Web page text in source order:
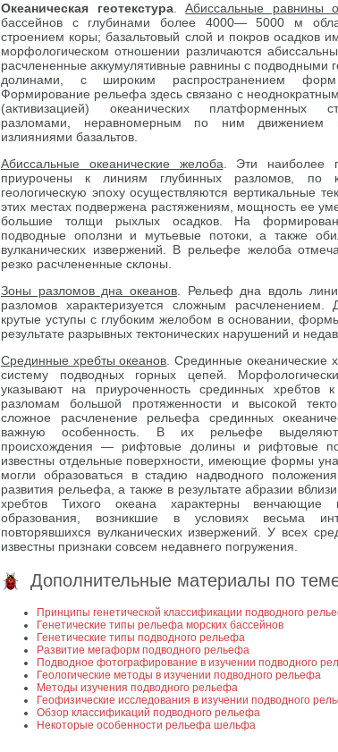
Океаническая геотекстура. Абиссальные равнины
бассейнов с глубинами более 4000— 5000 м
строением коры; базальтовый слой и покров осадков
морфологическом отношении различаются
расчлененные аккумулятивные равнины с
долинами, с широким распространением форм
Формирование рельефа здесь связано с
(активизацией) океанических платформенных
разломами, неравномерным по ним движением
излияниями базальтов.
Абиссальные океанические желоба . Эти наиболее
приурочены к линиям глубинных разломов, по
геологическую эпоху осуществляются вертикальные
этих местах подвержена растяжениям, мощность ее
большие толщи рыхлых осадков. На
подводные оползни и мутьевые потоки, а также
вулканических извержений. В рельефе желоба
резко расчлененные склоны.
Зоны разломов дна океанов . Рельеф дна вдоль
разломов характеризуется сложным
крутые уступы с глубоким желобом в основании,
результате разрывных тектонических нарушений и
Срединные хребты океанов . Срединные океанические
систему подводных горных цепей.
указывают на приуроченность срединных хребтов
разломам большой протяженности и высокой
сложное расчленение рельефа срединных
важную особенность. В их рельефе
происхождения — рифтовые долины и рифтовые
известны отдельные поверхности, имеющие формы
могли образоваться в стадию надводного
развития рельефа, а также в результате абразии
хребтов Тихого океана характерны венчающие
образования, возникшие в условиях весьма
повторявшихся вулканических извержений. У всех
известны признаки совсем недавнего погружения.
Дополнительные материалы по
Принципы генетической классификации подводного
Генетические типы рельефа морских бассейнов
Генетические типы подводного рельефа
Развитие мегаформ подводного рельефа
Подводное фотографирование в изучении подводного
Геологические методы в изучении подводного рельефа
Методы изучения подводного рельефа
Геофизические исследования в изучении подводного
Обзор классификаций подводного рельефа
Некоторые особенности рельефа шельфа